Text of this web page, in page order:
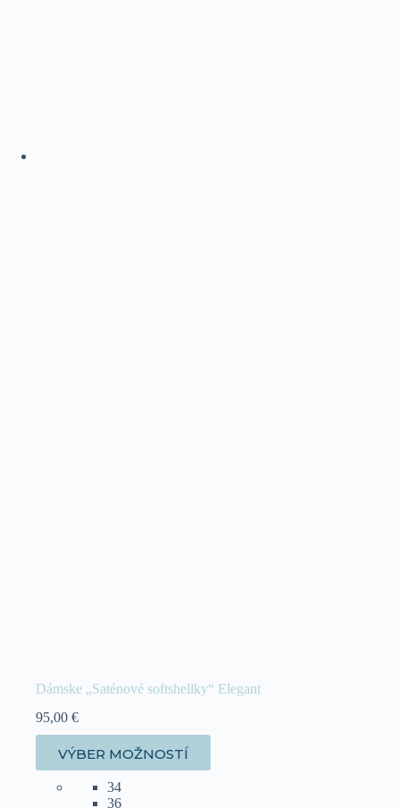
Dámske „Saténové softshellky“ Elegant
95,00 €
VÝBER MOŽNOSTÍ
Tento
má
34
36